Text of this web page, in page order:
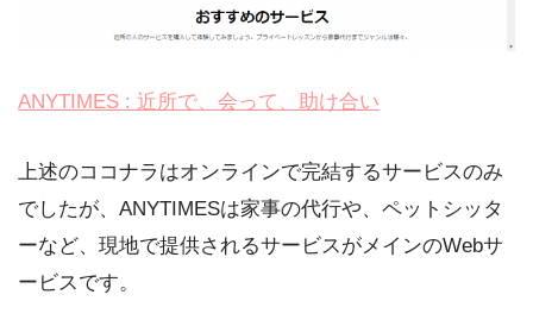
ANYTIMES : 近所で、会って、助け合い
上述のココナラはオンラインで完結するサービスのみ
でしたが、ANYTIMESは家事の代行や、ペットシッタ
ーなど、現地で提供されるサービスがメインのWebサ
ービスです。